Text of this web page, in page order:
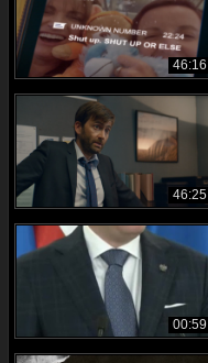
46:16
46:25
00:59